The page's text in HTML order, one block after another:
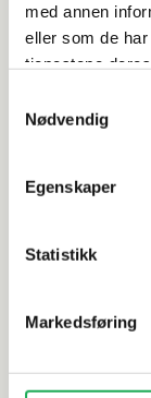
med annen
eller som de
tjenestene deres.
Nødvendig
Egenskaper
Statistikk
Markedsføring
(C/C:192),